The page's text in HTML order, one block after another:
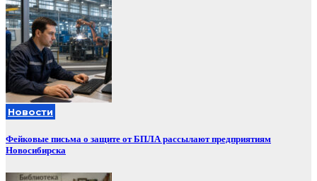
Новости
Фейковые письма о защите от БПЛА рассылают предприятиям
Новосибирска